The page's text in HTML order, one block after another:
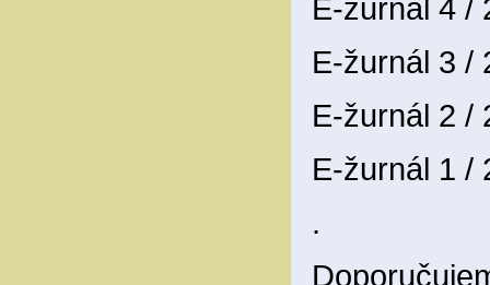
E-žurnál 4 /
E-žurnál 3 /
E-žurnál 2 /
E-žurnál 1 /
.